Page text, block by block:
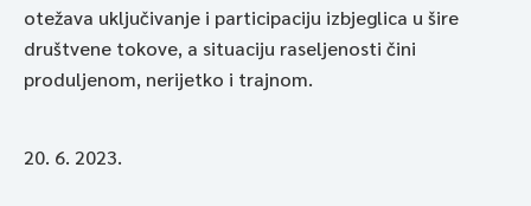
otežava uključivanje i participaciju izbjeglica u šire
društvene tokove, a situaciju raseljenosti čini
produljenom, nerijetko i trajnom.
20. 6. 2023.